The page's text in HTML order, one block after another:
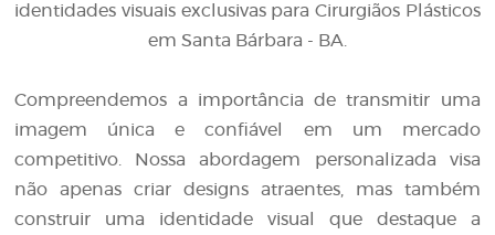
identidades visuais exclusivas para Cirurgiãos Plásticos
em Santa Bárbara - BA.
Compreendemos a importância de transmitir uma
imagem única e confiável em um mercado
competitivo. Nossa abordagem personalizada visa
não apenas criar designs atraentes, mas também
construir uma identidade visual que destaque a